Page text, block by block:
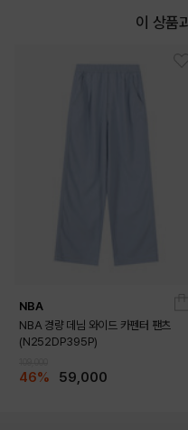
이 상품
NBA
NBA 경량 데님 와이드 카펜터 팬츠
(N252DP395P)
46% 59,000